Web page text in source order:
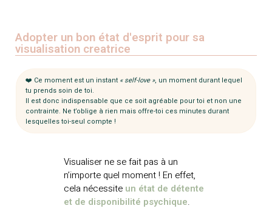
Adopter un bon état d'esprit pour sa
visualisation creatrice
❤️ Ce moment est un instant « self-love », un moment durant lequel
tu prends soin de toi.
Il est donc indispensable que ce soit agréable pour toi et non une
contrainte. Ne t’oblige à rien mais offre-toi ces minutes durant
lesquelles toi-seul compte !
Visualiser ne se fait pas à un
n’importe quel moment ! En effet,
cela nécessite un état de détente
et de disponibilité psychique.